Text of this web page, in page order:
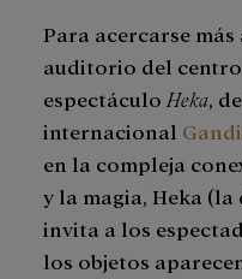
Para acercarse
auditorio del
espectáculo Heka ,
internacional
en la compleja
y la magia, Heka
invita a los
los objetos